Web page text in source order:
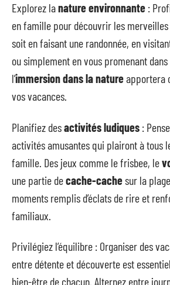
Explorez lanature environnante :
en famille pour découvrir les merveilles
soit en faisant une randonnée, en
ou simplement en vous promenant
l’immersion dans la natureapportera
vos vacances.
Planifiez desactivités ludiques :
activités amusantes qui plairont à tous
famille. Des jeux comme le frisbee, le
une partie decache-cachesur la
moments remplis d’éclats de rire et
familiaux.
Privilégiez l’équilibre : Organiser des
entre détente et découverte est
bien-être de chacun. Alternez entre